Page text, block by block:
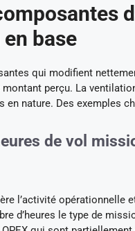
base
qui modifient
perçu. La
en nature. Des exemples
de vol
l’activité opérationnelle
d’heures le type de